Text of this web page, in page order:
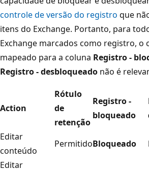
controle de versão do registro que
itens do Exchange. Portanto, para
Exchange marcados como registro,
mapeado para a coluna Registro -
Registro - desbloqueado não é
Action
Rótulo
de
retenção
Registro -
bloqueado
Editar
conteúdo
PermitidoBloqueado
Editar